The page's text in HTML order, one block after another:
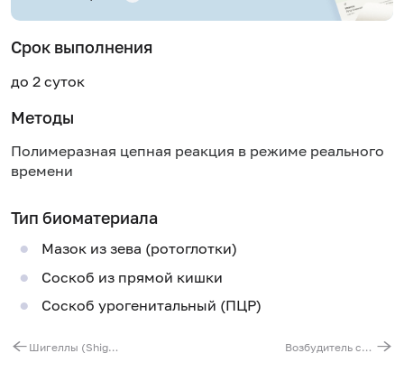
Срок выполнения
до 2 суток
Методы
Полимеразная цепная реакция в режиме реального
времени
Тип биоматериала
Мазок из зева (ротоглотки)
Соскоб из прямой кишки
Соскоб урогенитальный (ПЦР)
Шигеллы (Shigella) и энтероинвазивные штаммы кишечной палочки (E. Coli), ДНК [реал-тайм ПЦР] Возбудитель сифилиса (Treponema pallidum), ДНК [реал-тайм ПЦР]